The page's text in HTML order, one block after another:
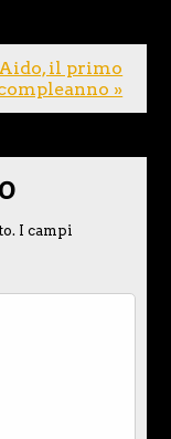
il primo
»
I campi